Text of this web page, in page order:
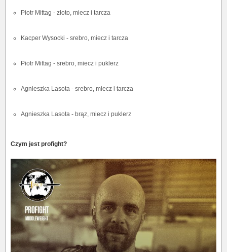
Piotr Mittag - złoto, miecz i tarcza
Kacper Wysocki - srebro, miecz i tarcza
Piotr Mittag - srebro, miecz i puklerz
Agnieszka Lasota - srebro, miecz i tarcza
Agnieszka Lasota - brąz, miecz i puklerz
Czym jest profight?